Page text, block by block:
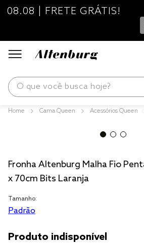
08.08 | FRETE GRÁTIS!
O que você busca hoje?
Cama Queen Acessórios Queen
Fronha Altenburg Malha Fio
x 70cm Bits Laranja
Tamanho:
Padrão
travesseiro